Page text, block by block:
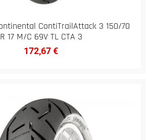
ContiTrailAttack 3 150/70
R 17 M/C 69V TL CTA 3
172,67€